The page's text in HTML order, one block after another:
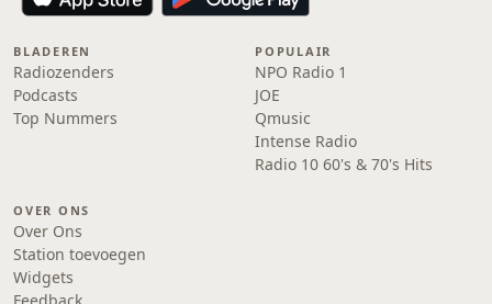
BLADEREN
Radiozenders
Podcasts
Top Nummers
POPULAIR
NPO Radio 1
JOE
Qmusic
Intense Radio
Radio 10 60's & 70's Hits
OVER ONS
Over Ons
Station toevoegen
Widgets